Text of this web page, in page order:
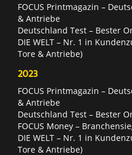
FOCUS Printmagazin –
& Antriebe
Deutschland Test – Bester
DIE WELT – Nr. 1 in
Tore & Antriebe)
2023
FOCUS Printmagazin –
& Antriebe
Deutschland Test – Bester
FOCUS Money –
DIE WELT – Nr. 1 in
Tore & Antriebe)